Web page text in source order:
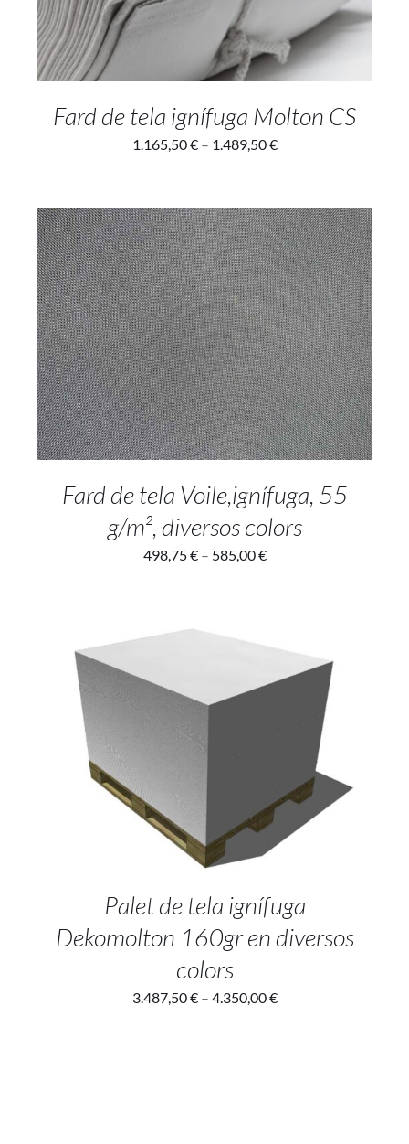
Fard de tela ignífuga Molton CS
1.165,50€– 1.489,50€
SELECT OPTIONS / DETAILS
Fard de tela Voile,ignífuga, 55
g/m², diversos colors
498,75€– 585,00€
Palet de tela ignífuga
Dekomolton 160gr en diversos
colors
3.487,50€– 4.350,00€